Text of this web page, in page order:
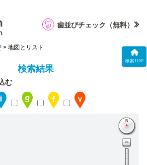
検索TOP
歯並びチェック （無料）
> 地図とリスト
検索結果
む